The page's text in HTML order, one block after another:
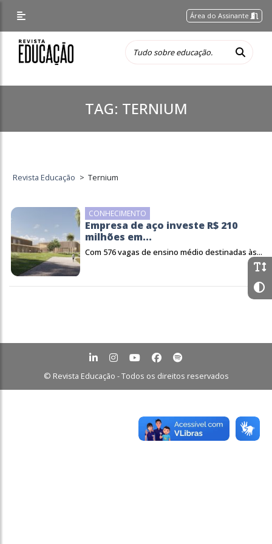
Área do Assinante
TAG: TERNIUM
Revista Educação > Ternium
CONHECIMENTO
Empresa de aço investe R$ 210
milhões em...
Com 576 vagas de ensino médio destinadas às...
© Revista Educação - Todos os direitos reservados